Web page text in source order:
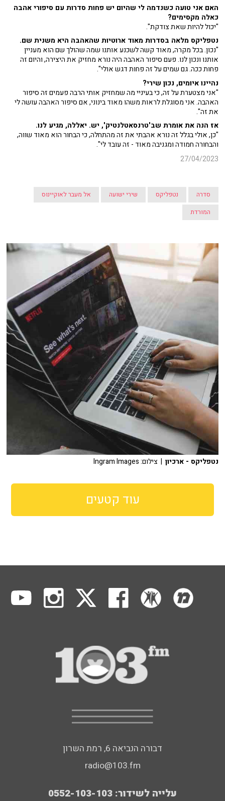
האם אני טועה כשנדמה לי שהיום יש פחות סדרות עם סיפורי אהבה
כאלה מקסימים?
"יכול להיות שאת צודקת".
נטפליקס מלאה בסדרות מאוד ארוטיות שהאהבה היא משנית שם.
"נכון. בכל מקרה, מאוד קשה לשכנע אותנו שמה שהולך שם הוא מעניין
אותנו ונכון לנו. פעם סיפור האהבה היה נורא מחזיק את היצירה, והיום זה
פחות ככה. גם שמים על זה פחות דגש אולי".
נהיינו איומים, נכון שירי?
"אני מצטערת על זה, כי בעיניי מה שמחזיק אותי הרבה פעמים זה סיפור
האהבה. אני מסוגלת לראות משהו מאוד בינוני, אם סיפור האהבה עושה לי
את זה".
אז הנה את אומרת שב'טרנסאטלנטיק', יש. יאללה, מגיע לנו.
"כן, אולי בגלל זה נורא אהבתי את זה מהתחלה, כי הבחור הוא מאוד שווה,
והבחורה חמודה ומגניבה מאוד - זה עובד לי".
27/04/2023
סדרה נטפליקס שירי ישועה
אל מעבר לאוקיינוס
המורדת
נטפליקס - ארכיון | צילום: Ingram Images
עוד קטעים
דבורה הנביאה 6, רמת השרון
radio@103.fm
עלייה לשידור: 0552-103-103